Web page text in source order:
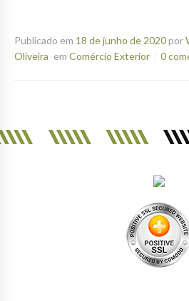
Publicado em 18 de junho de 2020por
Oliveira em Comércio Exterior 0